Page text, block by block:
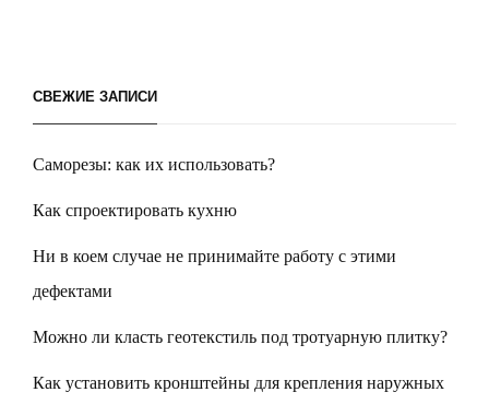
СВЕЖИЕ ЗАПИСИ
Саморезы: как их использовать?
Как спроектировать кухню
Ни в коем случае не принимайте работу с этими
дефектами
Можно ли класть геотекстиль под тротуарную плитку?
Как установить кронштейны для крепления наружных